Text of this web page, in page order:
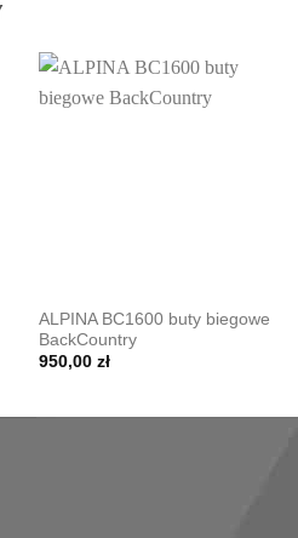
ALPINA BC1600 buty biegowe
BackCountry
950,00 zł